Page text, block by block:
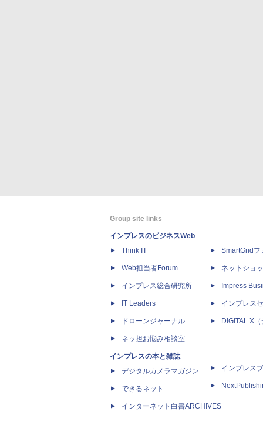
Group site links
インプレスのビジネスWeb
Think IT
Web担当者Forum
インプレス総合研究所
IT Leaders
ドローンジャーナル
ネッ担お悩み相談室
インプレスの本と雑誌
デジタルカメラマガジン
できるネット
インターネット白書ARCHIVES
SmartGridフ
ネットショ
Impress
インプレス
DIGITAL X
インプレス